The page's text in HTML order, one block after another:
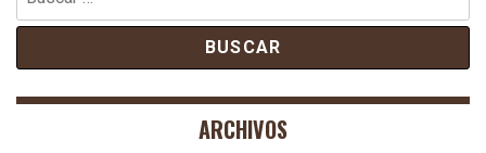
ARCHIVOS